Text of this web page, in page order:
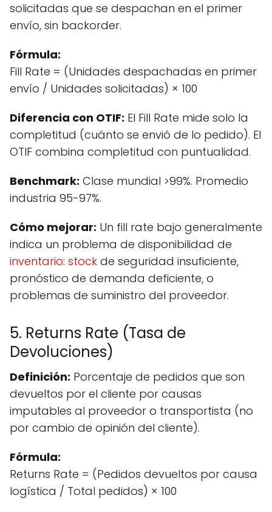
solicitadas que se despachan en el primer
envío, sin backorder.
Fórmula:
Fill Rate = (Unidades despachadas en primer
envío / Unidades solicitadas) × 100
Diferencia con OTIF: El Fill Rate mide solo la
completitud (cuánto se envió de lo pedido). El
OTIF combina completitud con puntualidad.
Benchmark: Clase mundial >99%. Promedio
industria 95-97%.
Cómo mejorar: Un fill rate bajo generalmente
indica un problema de disponibilidad de
inventario: stock de seguridad insuficiente,
pronóstico de demanda deficiente, o
problemas de suministro del proveedor.
5. Returns Rate (Tasa de
Devoluciones)
Definición: Porcentaje de pedidos que son
devueltos por el cliente por causas
imputables al proveedor o transportista (no
por cambio de opinión del cliente).
Fórmula:
Returns Rate = (Pedidos devueltos por causa
logística / Total pedidos) × 100